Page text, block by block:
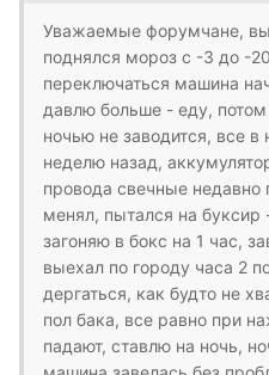
Уважаемые форумчане,
поднялся мороз с -3 до -
переключаться машина
давлю больше - еду,
ночью не заводится, все
неделю назад,
провода свечные недавно
менял, пытался на
загоняю в бокс на 1 час,
выехал по городу часа 2
дергаться, как будто не
пол бака, все равно при
падают, ставлю на ночь,